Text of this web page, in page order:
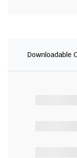
Downloadable